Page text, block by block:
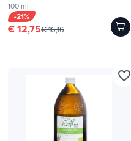
100 ml
-21%
€ 12,75€ 16,16
favorite_border